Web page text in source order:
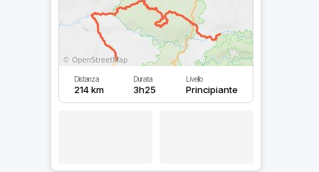
Distanza
214 km
Durata
3h25
Livello
Principiante